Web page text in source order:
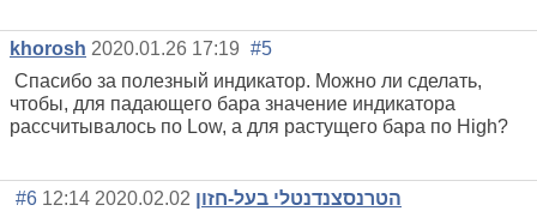
khorosh 2020.01.26 17:19 #5
Спасибо за полезный индикатор. Можно ли сделать,
чтобы, для падающего бара значение индикатора
рассчитывалось по Low, а для растущего бара по High?
הטרנסצנדנטלי בעל-חזון 2020.02.02 12:14
#6